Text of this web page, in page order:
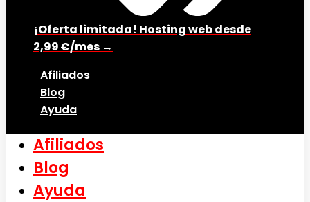
¡Oferta limitada! Hosting web desde
2,99 €/mes →
Afiliados
Blog
Ayuda
Afiliados
Blog
Ayuda